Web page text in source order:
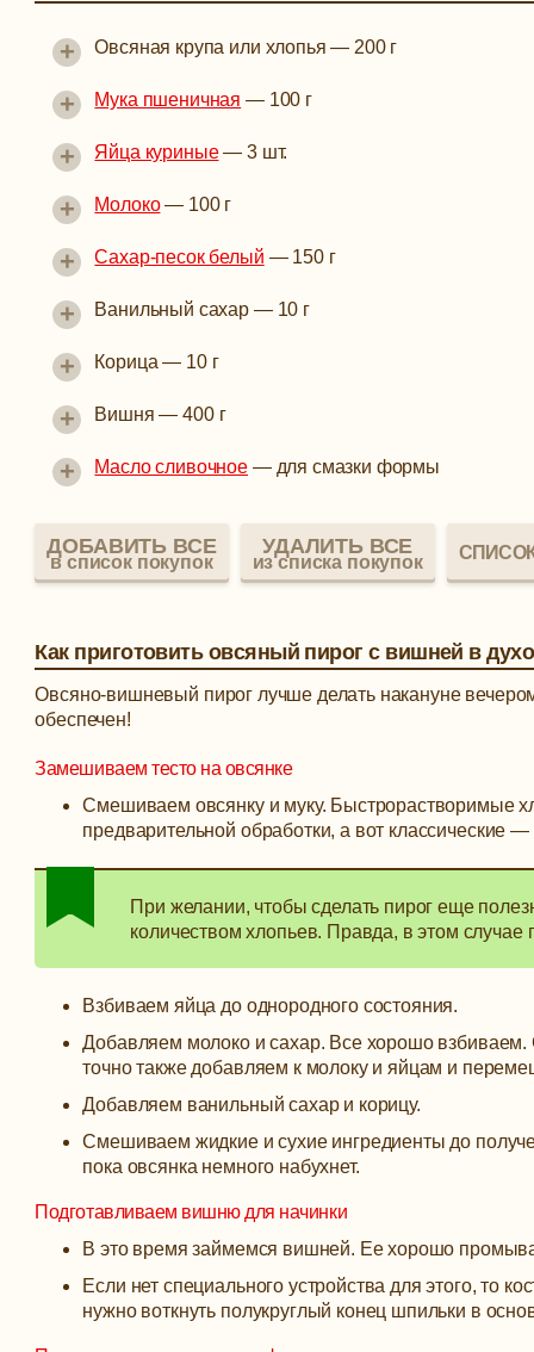
Овсяная крупа или хлопья — 200 г
+
Мука пшеничная — 100 г
+
Яйца куриные—3 шт.
+
Молоко— 100 г
+
Сахар-песок белый — 150 г
+
Ванильный сахар — 10 г
+
Корица — 10 г
+
Вишня —400 г
+
Масло сливочное — для смазки формы
+
ДОБАВИТЬ ВСЕ
в список покупок
УДАЛИТЬ ВСЕ
из списка покупок
Как приготовить овсяный пирог с вишней в
Овсяно-вишневый пирог лучше делать накануне
обеспечен!
Замешиваем тесто на овсянке
Смешиваем овсянку и муку. Быстрорастворимые
предварительной обработки, а вот классические —
При желании, чтобы сделать пирог еще
количеством хлопьев. Правда, в этом
Взбиваем яйца до однородного состояния.
Добавляем молоко и сахар. Все хорошо
точно также добавляем к молоку и яйцам и
Добавляем ванильный сахар и корицу.
Смешиваем жидкие и сухие ингредиенты до
пока овсянка немного набухнет.
Подготавливаем вишню для начинки
В это время займемся вишней. Ее хорошо
Если нет специального устройства для этого, то
нужно воткнуть полукруглый конец шпильки в